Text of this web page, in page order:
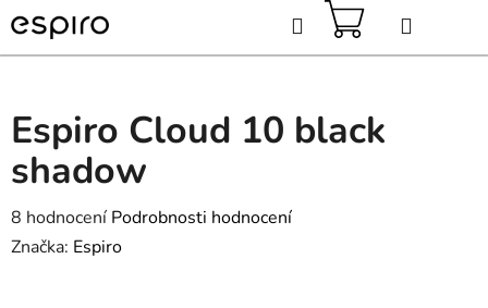
Přejít
na
obsah
Hledat
KOŠÍK
Espiro Cloud 10 black
shadow
Průměrné
hodnocení
8 hodnocení Podrobnosti hodnocení
Značka: Espiro